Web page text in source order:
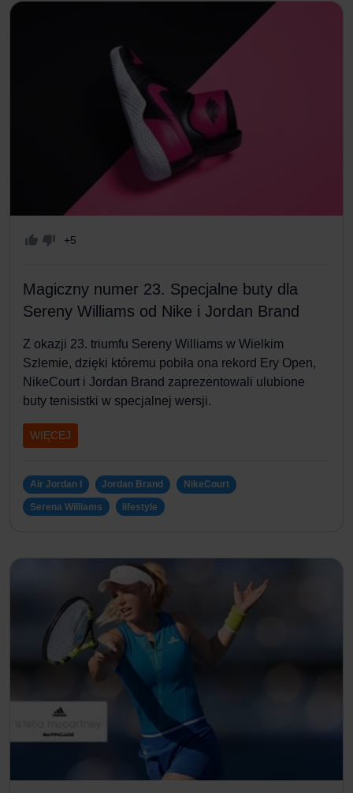
+5
Magiczny numer 23. Specjalne buty dla
Sereny Williams od Nike i Jordan Brand
Z okazji 23. triumfu Sereny Williams w Wielkim
Szlemie, dzięki któremu pobiła ona rekord Ery Open,
NikeCourt i Jordan Brand zaprezentowali ulubione
buty tenisistki w specjalnej wersji.
WIĘCEJ
Air Jordan I Jordan Brand NikeCourt
Serena Williams lifestyle